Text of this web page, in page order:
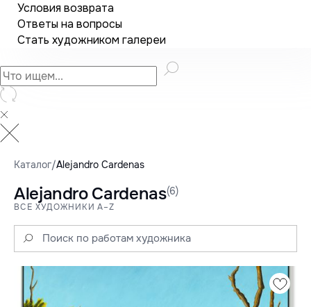
Условия возврата
Ответы на вопросы
Стать художником галереи
Каталог/Alejandro Cardenas
Alejandro Cardenas(6)
ВСЕ ХУДОЖНИКИ A–Z